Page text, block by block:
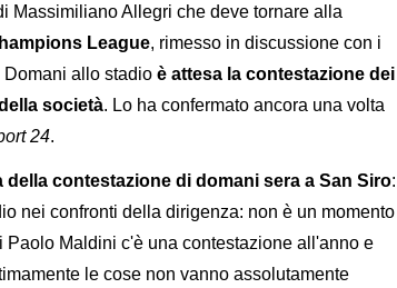
Massimiliano Allegri che deve tornare alla
League, rimesso in discussione con i
allo stadio è attesa la contestazione dei
società. Lo ha confermato ancora una volta
24.
della contestazione di domani sera a San Siro:
nei confronti della dirigenza: non è un momento
Maldini c'è una contestazione all'anno e
le cose non vanno assolutamente